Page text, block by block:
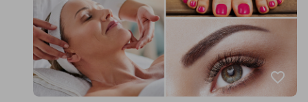
favorite_border